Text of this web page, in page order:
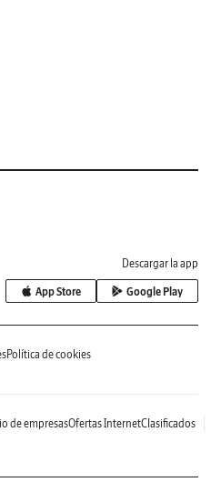
Descargar la app
App Store Google Play
Política de cookies
de empresasOfertas InternetClasificados